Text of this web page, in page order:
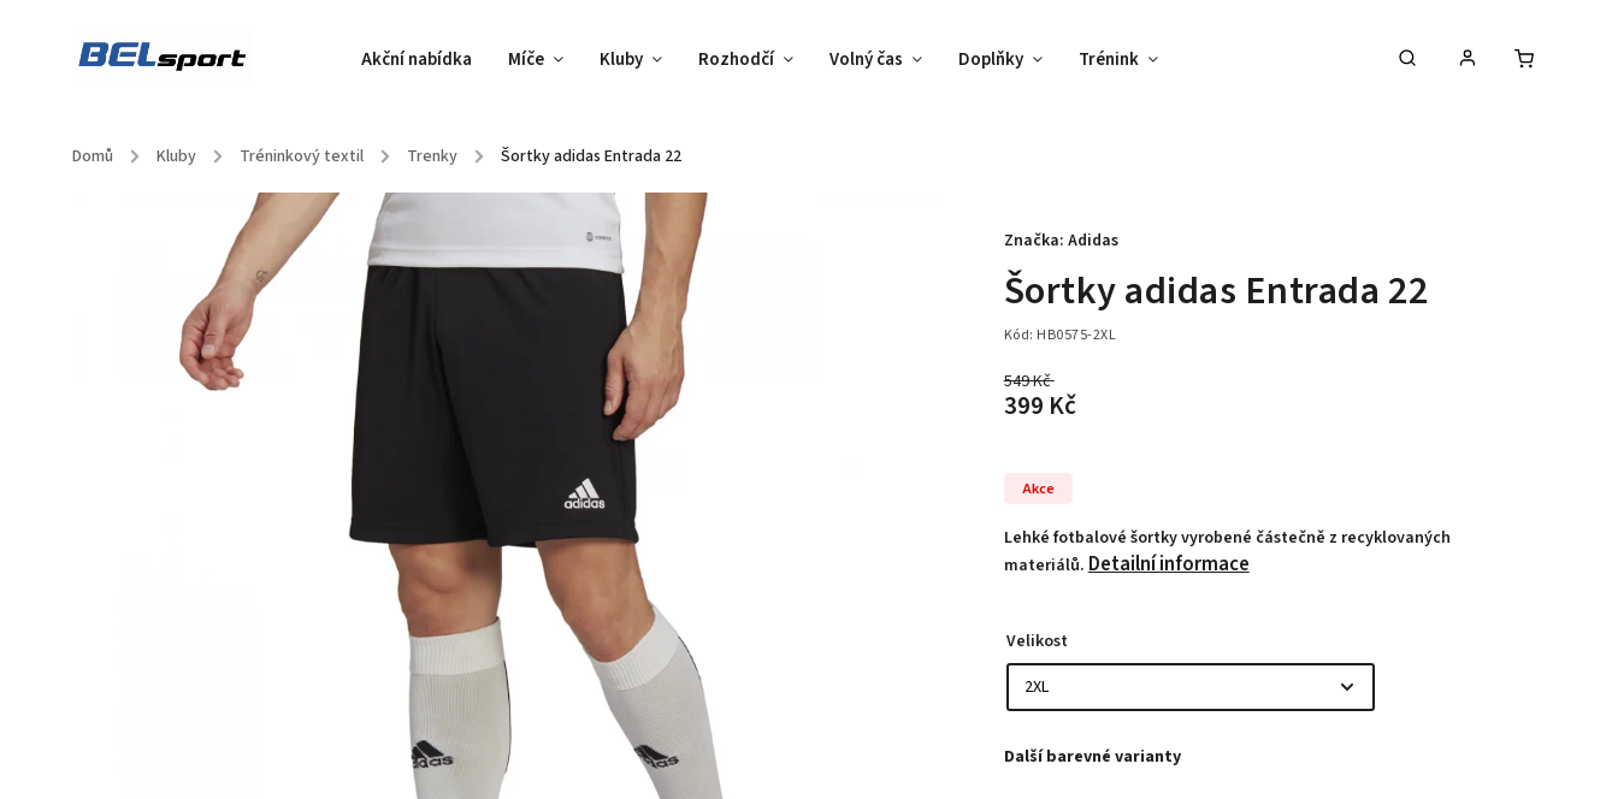
Akční nabídka Míče Kluby Rozhodčí Volný čas Doplňky Trénink Vybav svůj tým !
Domů / Kluby / Tréninkový textil / Trenky / Šortky adidas Entrada 22
Šortky adidas Entrada 22
Kód: HB0575-2XL
549 Kč
399 Kč
Akce
Lehké fotbalové šortky vyrobené částečně z recyklovaných
materiálů.Detailní informace
Značka: Adidas
Velikost